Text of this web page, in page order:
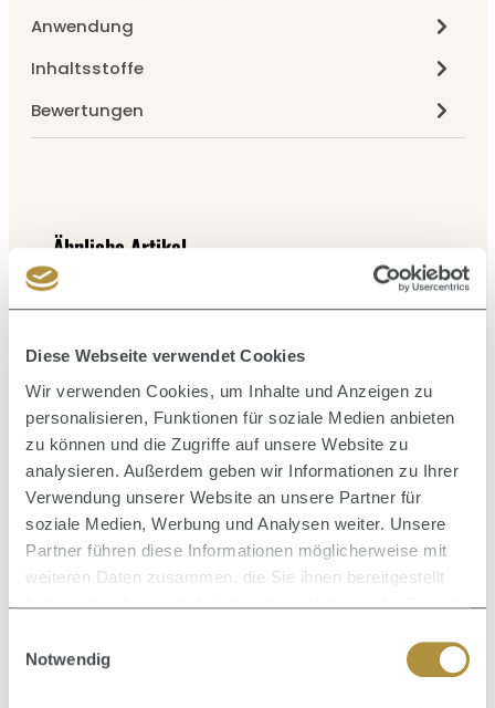
Diese Webseite verwendet Cookies
Wir verwenden Cookies, um Inhalte und Anzeigen zu
personalisieren, Funktionen für soziale Medien anbieten
zu können und die Zugriffe auf unsere Website zu
analysieren. Außerdem geben wir Informationen zu Ihrer
Verwendung unserer Website an unsere Partner für
soziale Medien, Werbung und Analysen weiter. Unsere
Partner führen diese Informationen möglicherweise mit
weiteren Daten zusammen, die Sie ihnen bereitgestellt
haben oder die sie im Rahmen Ihrer Nutzung der Dienste
Notwendig
Anwendung
Inhaltsstoffe
Bewertungen
Produktgalerie überspringen
Ähnliche Artikel
Durchschnittliche Bewertung von 0 von 5 Sternen